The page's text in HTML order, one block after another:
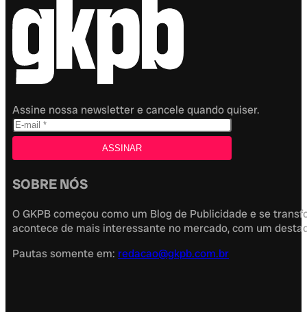
Assine nossa newsletter e cancele quando quiser.
SOBRE NÓS
O GKPB começou como um Blog de Publicidade e se
acontece de mais interessante no mercado, com um
Pautas somente em: redacao@gkpb.com.br